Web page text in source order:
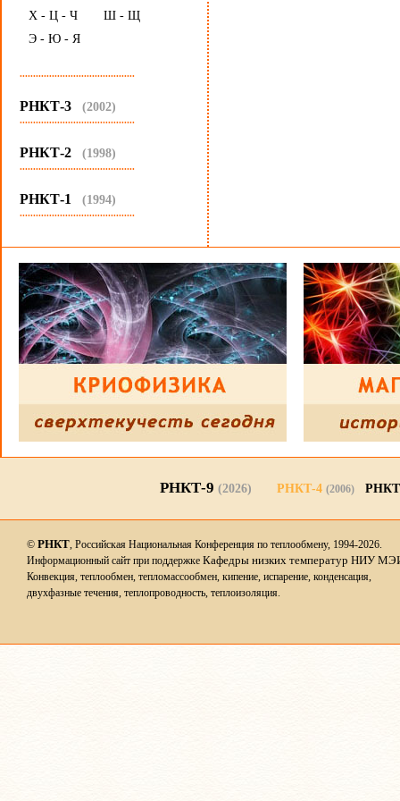
Х - Ц - Ч
Ш - Щ
Э - Ю - Я
...........................................
РНКТ-3 (2002)
...........................................
РНКТ-2 (1998)
...........................................
РНКТ-1 (1994)
...........................................
РНКТ-9 (2026) РНКТ-4 (2006)
© РНКТ, Российская Национальная Конференция по теплообмену, 1994-2026.
Информационный сайт при поддержке Кафедры низких температур НИУ
Конвекция, теплообмен, тепломассообмен, кипение, испарение, конденсация,
двухфазные течения, теплопроводность, теплоизоляция.